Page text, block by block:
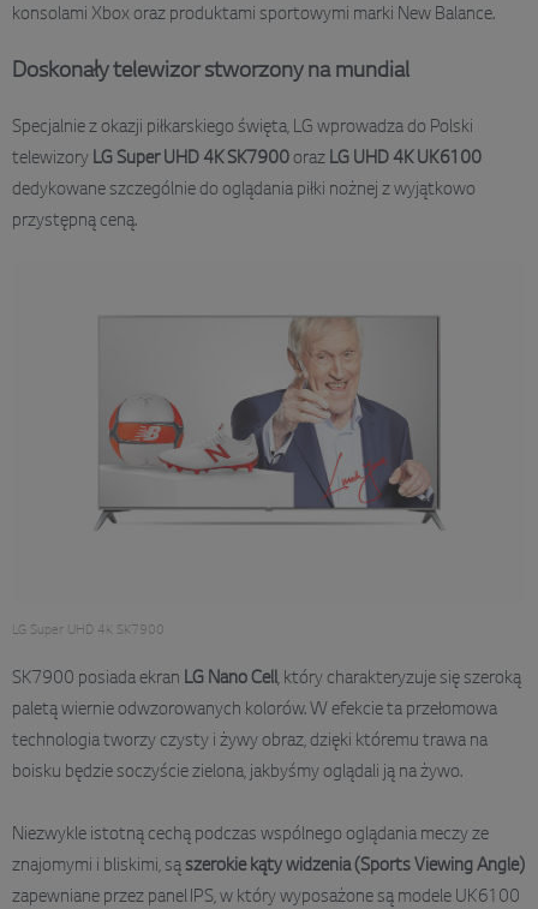
konsolami Xbox oraz produktami sportowymi marki New Balance.
Doskonały telewizor stworzony na mundial
Specjalnie z okazji piłkarskiego święta, LG wprowadza do Polski
telewizory LG Super UHD 4K SK7900oraz LG UHD 4K UK6100
dedykowane szczególnie do oglądania piłki nożnej z wyjątkowo
przystępną ceną.
LG Super UHD 4K SK7900
SK7900 posiada ekran LG Nano Cell, który charakteryzuje się szeroką
paletą wiernie odwzorowanych kolorów. W efekcie ta przełomowa
technologia tworzy czysty i żywy obraz, dzięki któremu trawa na
boisku będzie soczyście zielona, jakbyśmy oglądali ją na żywo.
Niezwykle istotną cechą podczas wspólnego oglądania meczy ze
znajomymi i bliskimi, są szerokie kąty widzenia(Sports Viewing Angle)
zapewniane przez panel IPS, w który wyposażone są modele UK6100